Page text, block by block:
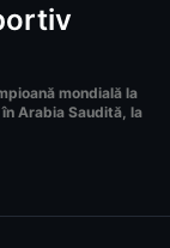
mondială la
Arabia Saudită, la